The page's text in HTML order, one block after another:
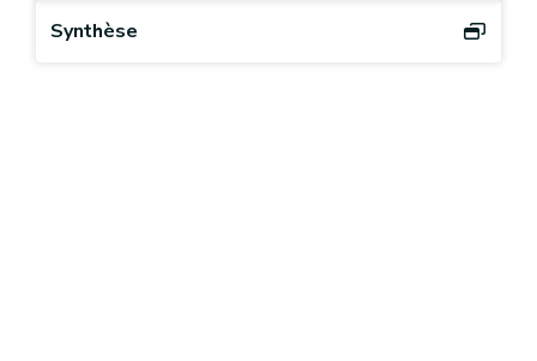
Synthèse